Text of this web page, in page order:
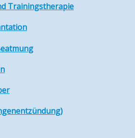
Trainingstherapie